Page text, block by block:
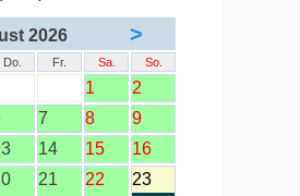
2026 >
Do. Fr. Sa. So.
1
2
7 8
9
14 15
16
21 22
23